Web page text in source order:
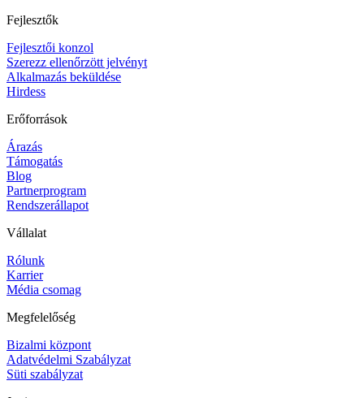
Fejlesztők
Fejlesztői konzol
Szerezz ellenőrzött jelvényt
Alkalmazás beküldése
Hirdess
Erőforrások
Árazás
Támogatás
Blog
Partnerprogram
Rendszerállapot
Vállalat
Rólunk
Karrier
Média csomag
Megfelelőség
Bizalmi központ
Adatvédelmi Szabályzat
Süti szabályzat